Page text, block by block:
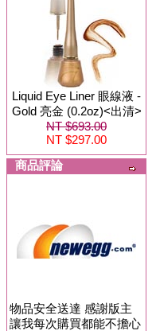
Liquid Eye Liner 眼線液 -
Gold 亮金 (0.2oz)<出清>
NT $693.00
NT $297.00
商品評論
物品安全送達 感謝版主
讓我每次購買都能不擔心